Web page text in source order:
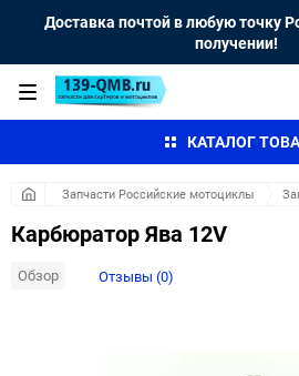
Доставка почтой в любую точку
получении!
КАТАЛОГ
Запчасти Российские мотоциклы
Карбюратор Ява 12V
Обзор Отзывы (0)